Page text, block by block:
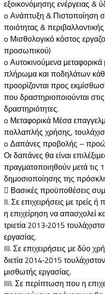
εξοικονόμησης ενέργειας &
o Ανάπτυξη & Πιστοποίηση
ποιότητας & περιβαλλοντικής
o Μισθολογικό κόστος
προσωπικού)
o Αυτοκινούμενα
πλήρωμα και ποδηλάτων
προορίζονται προς
που δραστηριοποιούνται στις
δραστηριότητες.
o Μεταφορικά Μέσα
πολλαπλής χρήσης,
o Δαπάνες προβολής –
Οι δαπάνες θα είναι
πραγματοποιηθούν μετά τις
δημοσιοποίησης της
 Βασικές προϋποθέσεις
II. Σε επιχειρήσεις με τρείς ή
η επιχείρηση να απασχολεί
τριετία 2013‐2015
εργασίας.
III. Σε επιχειρήσεις με δύο
διετία 2014‐2015
μισθωτής εργασίας.
IIII. Σε περίπτωση που η